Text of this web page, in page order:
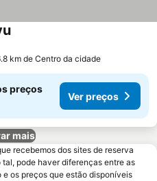
Ver preços
km de Centro da cidade
preços
Ver preços
mais
recebemos dos sites de reserva
pode haver diferenças entre as
os preços que estão disponíveis